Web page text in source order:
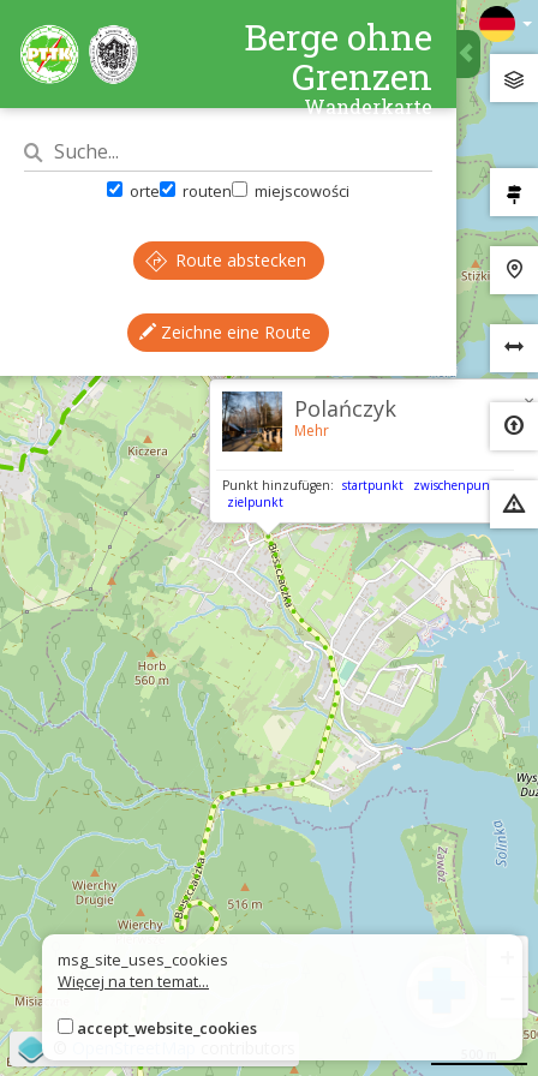
×
Polańczyk
Mehr
Punkt hinzufügen: startpunkt
zwischenpunkt
zielpunkt
Berge ohne
Grenzen
Wanderkarte
orte routen miejscowości
Route abstecken
Zeichne eine Route
msg_site_uses_cookies
Więcej na ten temat...
accept_website_cookies